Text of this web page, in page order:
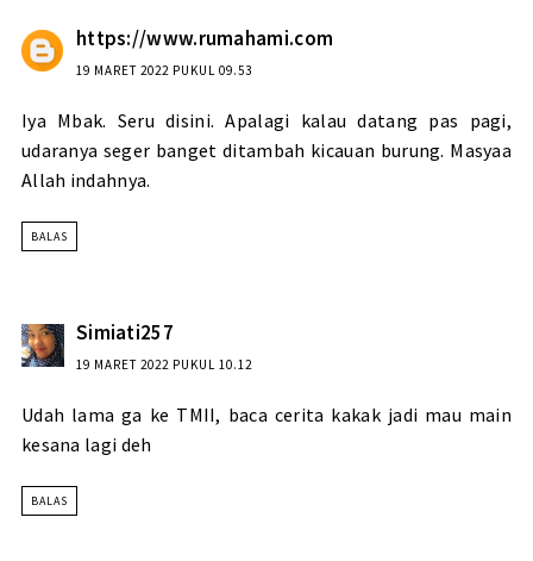
https://www.rumahami.com
19 MARET 2022 PUKUL 09.53
Iya Mbak. Seru disini. Apalagi kalau datang pas pagi,
udaranya seger banget ditambah kicauan burung. Masyaa
Allah indahnya.
BALAS
Simiati257
19 MARET 2022 PUKUL 10.12
Udah lama ga ke TMII, baca cerita kakak jadi mau main
kesana lagi deh
BALAS